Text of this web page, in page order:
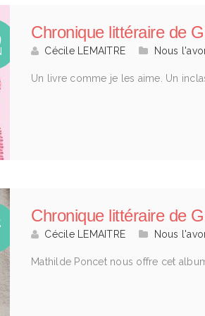
Chronique littéraire de
Cécile LEMAITRE Nous
Un livre comme je les aime. Un
Chronique littéraire de
Cécile LEMAITRE Nous
Mathilde Poncet nous offre cet